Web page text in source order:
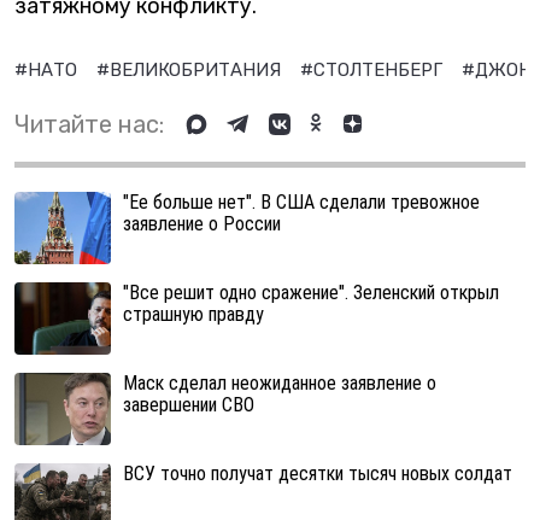
затяжному конфликту.
#НАТО #ВЕЛИКОБРИТАНИЯ #СТОЛТЕНБЕРГ
Читайте нас:
"Ее больше нет". В США сделали тревожное
заявление о России
"Все решит одно сражение". Зеленский открыл
страшную правду
Маск сделал неожиданное заявление о
завершении СВО
ВСУ точно получат десятки тысяч новых солдат